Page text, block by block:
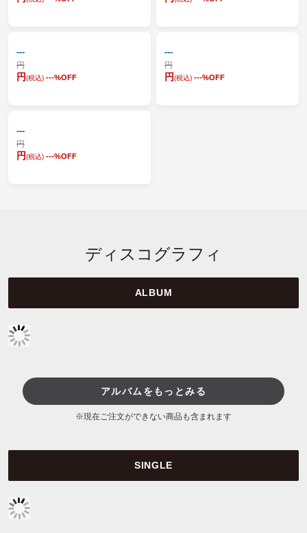
---
円
円(税込) ---%OFF
---
円
円(税込) ---%OFF
---
円
円(税込) ---%OFF
ディスコグラフィ
ALBUM
アルバムをもっとみる
※現在ご注文ができない商品も含まれます
SINGLE